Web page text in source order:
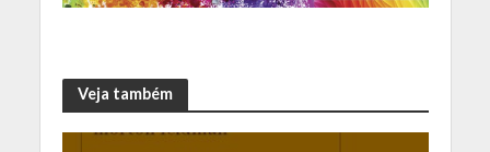
Veja também